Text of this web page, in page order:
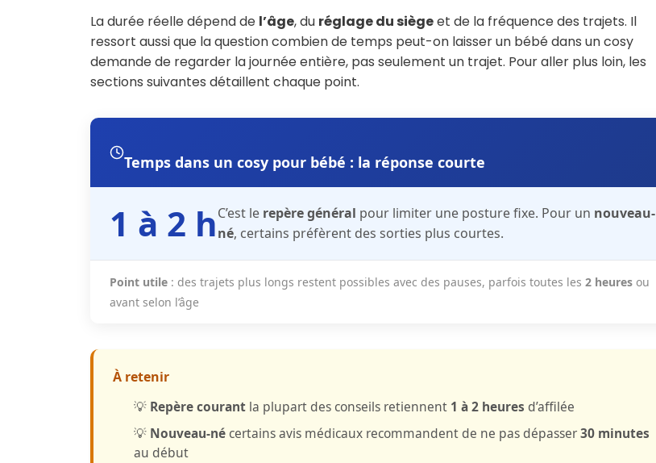
La durée réelle dépend de l’âge, du réglage du siègeet de la fréquence des trajets. Il
ressort aussi que la question combien de temps peut-on laisser un bébé dans un cosy
demande de regarder la journée entière, pas seulement un trajet. Pour aller plus loin, les
sections suivantes détaillent chaque point.
Temps dans un cosy pour bébé : la réponse courte
1 à 2 hC’est le repère général pour limiter une posture fixe. Pour un nouveau-
né, certains préfèrent des sorties plus courtes.
Point utile : des trajets plus longs restent possibles avec des pauses, parfois toutes les 2 heures ou
avant selon l’âge
À retenir
💡 Repère courant la plupart des conseils retiennent 1 à 2 heures d’affilée
💡 Nouveau-né certains avis médicaux recommandent de ne pas dépasser30 minutes
au début